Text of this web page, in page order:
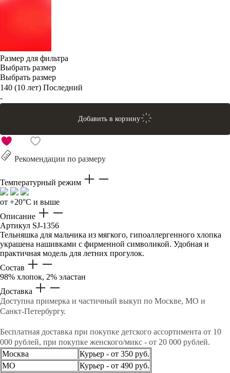
Размер для фильтра
Выбрать размер
Выбрать размер
140 (10 лет) Последний
-
Добавить в корзину
Рекомендации по размеру
Температурный режим
от +20°C и выше
Описание
Артикул SJ-1356
Тельняшка для мальчика из мягкого, гипоаллергенного хлопка
украшена нашивками с фирменной символикой. Удобная и
практичная модель для летних прогулок.
Состав
98% хлопок, 2% эластан
Доставка
Доступна примерка и частичный выкуп по Москве, МО и
Санкт-Петербургу.
Бесплатная доставка при покупке детского ассортимента от 10
000 рублей, при покупке женского/микс - от 20 000 рублей.
Москва
Курьер - от 350 руб.
МО
Курьер - от 490 руб.